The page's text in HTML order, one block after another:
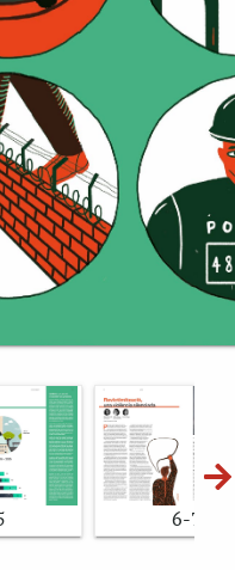
6-7